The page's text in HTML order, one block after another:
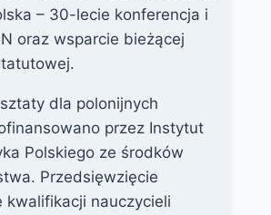
– 30-lecie konferencja i
oraz wsparcie bieżącej
dla polonijnych
przez Instytut
Polskiego ze środków
Przedsięwzięcie
kwalifikacji nauczycieli